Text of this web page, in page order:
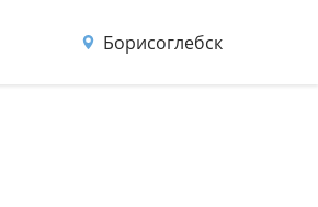
Борисоглебск